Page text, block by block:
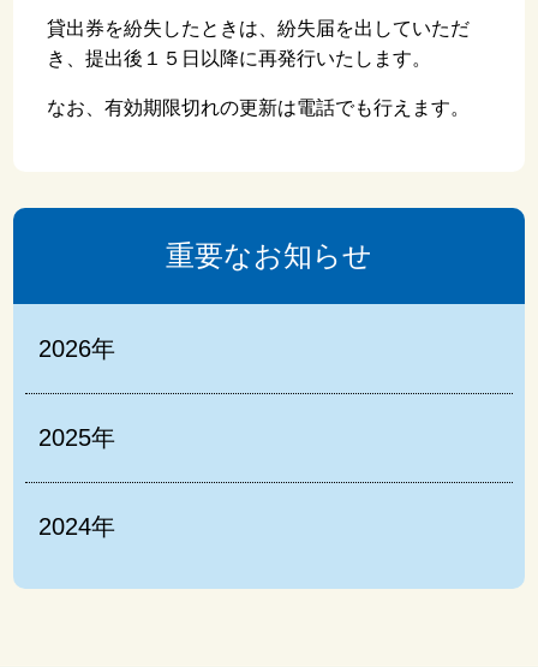
貸出券を紛失したときは、紛失届を出していただ
き、提出後１５日以降に再発行いたします。
なお、有効期限切れの更新は電話でも行えます。
重要なお知らせ
2026年
2025年
2024年